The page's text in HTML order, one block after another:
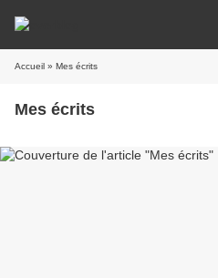
Accueil » Mes écrits
Mes écrits